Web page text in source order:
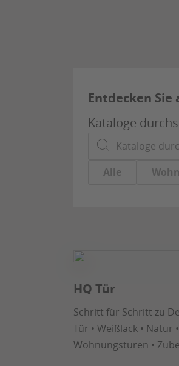
Entdecken
Kataloge
Alle
HQ Tür
Schritt für Schritt zu
Tür • Weißlack • Natur
Wohnungstüren •